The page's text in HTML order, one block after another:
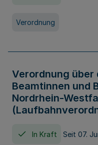
Verordnung
Verordnung über
Beamtinnen und
Nordrhein-
In Kraft Seit 07.